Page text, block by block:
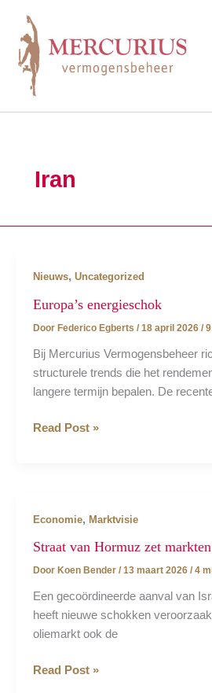
inhoud
Iran
Nieuws, Uncategorized
Europa’s energieschok
Door Federico Egberts / 18 april 2026 /
Bij Mercurius Vermogensbeheer
structurele trends die het
langere termijn bepalen. De
Europa’s
Read Post »
Economie, Marktvisie
Straat van Hormuz zet
Door Koen Bender / 13 maart 2026 / 4
Een gecoördineerde aanval van
heeft nieuwe schokken
oliemarkt ook de
Straat
Read Post »